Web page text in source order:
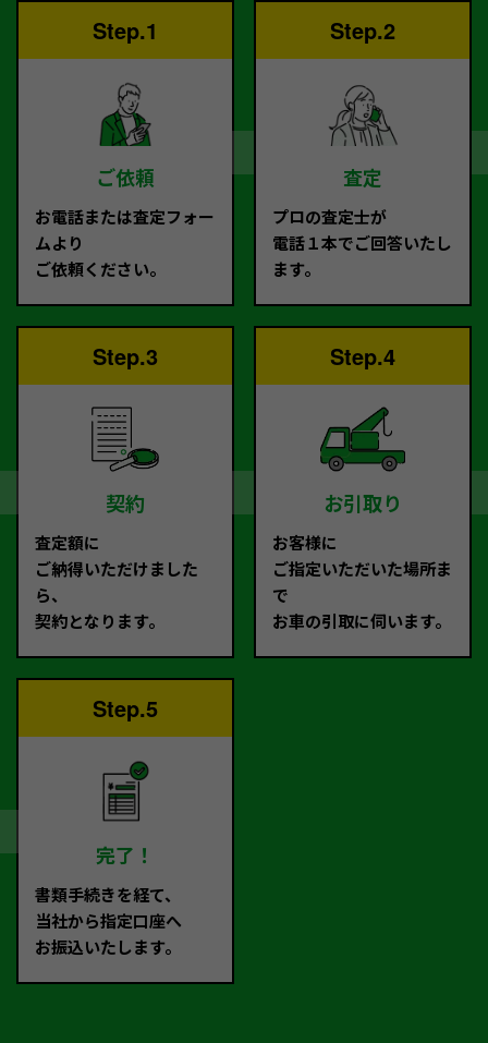
Step.1
ご依頼
お電話または査定フォー
ムより
ご依頼ください。
Step.2
査定
プロの査定士が
電話１本でご回答いたし
ます。
Step.3
契約
査定額に
ご納得いただけました
ら、
契約となります。
Step.4
お引取り
お客様に
ご指定いただいた場所ま
で
お車の引取に伺います。
Step.5
完了！
書類手続きを経て、
当社から指定口座へ
お振込いたします。